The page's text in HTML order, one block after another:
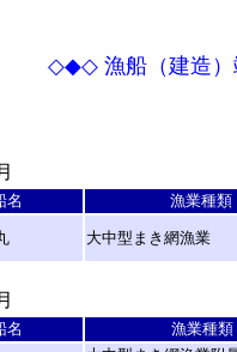
◇◆◇ 漁船（建造
名 漁業種類
大中型まき網漁業
名 漁業種類